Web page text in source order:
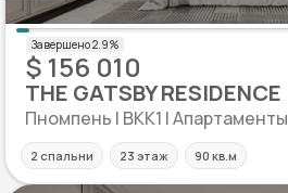
$ 156 010
THE GATSBY RESIDENCE
Пномпень | BKK1 | Апартаменты
2 спальни 23 этаж 90 кв.м